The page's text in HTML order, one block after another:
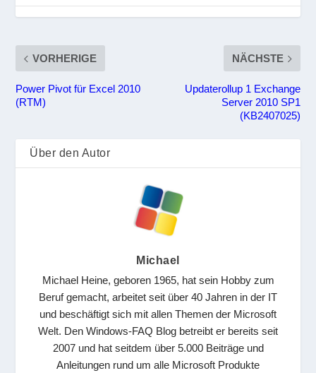
VORHERIGE
Power Pivot für Excel 2010
(RTM)
NÄCHSTE
Updaterollup 1 Exchange
Server 2010 SP1
(KB2407025)
Über den Autor
Michael
Michael Heine, geboren 1965, hat sein Hobby zum
Beruf gemacht, arbeitet seit über 40 Jahren in der IT
und beschäftigt sich mit allen Themen der Microsoft
Welt. Den Windows-FAQ Blog betreibt er bereits seit
2007 und hat seitdem über 5.000 Beiträge und
Anleitungen rund um alle Microsoft Produkte